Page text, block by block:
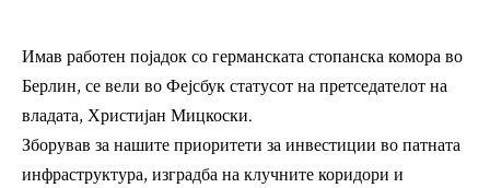
Имав работен појадок со германската стопанска комора во
Берлин, се вели во Фејсбук статусот на претседателот на
владата, Христијан Мицкоски.
Зборував за нашите приоритети за инвестиции во патната
инфраструктура, изградба на клучните коридори и